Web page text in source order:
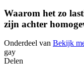
Waarom het zo
zijn achter
Onderdeel van Bekijk
gay
Delen